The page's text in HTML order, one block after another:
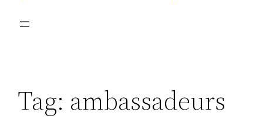
Tag: ambassadeurs